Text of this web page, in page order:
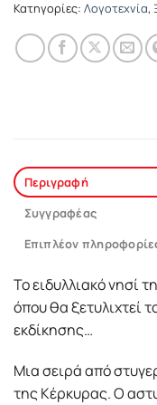
Κατηγορίες: Λογοτεχνία,
Περιγραφή
Συγγραφέας
Επιπλέον
Το ειδυλλιακό νησί
όπου θα ξετυλιχτεί
εκδίκησης…
Μια σειρά από
της Κέρκυρας. Ο